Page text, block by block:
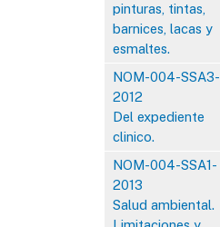
pinturas, tintas,
barnices, lacas y
esmaltes.
NOM-004-SSA3-
2012
Del expediente
clinico.
NOM-004-SSA1-
2013
Salud ambiental.